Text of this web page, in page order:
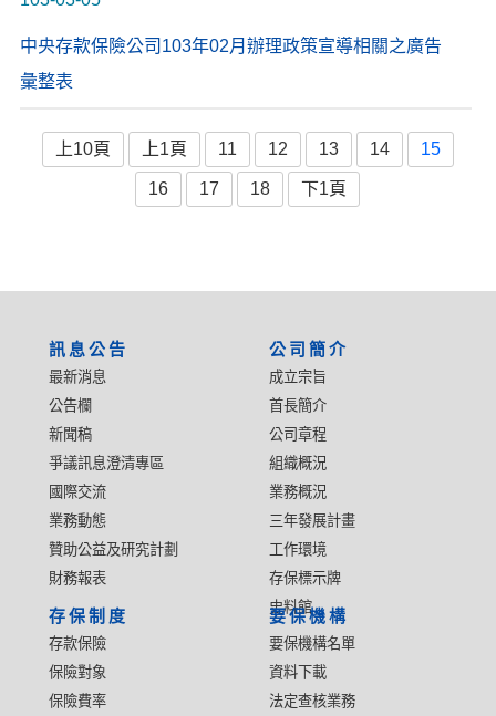
中央存款保險公司103年02月辦理政策宣導相關之廣告
彙整表
上10頁 上1頁 11 12 13 14 15
16 17 18 下1頁
訊息公告
最新消息
公告欄
新聞稿
爭議訊息澄清專區
國際交流
業務動態
贊助公益及研究計劃
財務報表
公司簡介
成立宗旨
首長簡介
公司章程
組織概況
業務概況
三年發展計畫
工作環境
存保標示牌
史料館
存保制度
存款保險
保險對象
保險費率
要保機構
要保機構名單
資料下載
法定查核業務